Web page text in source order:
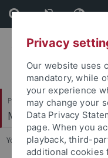
Skip
to
content
Skip
to
footer
Philosophische Fakultät
You are here: Startseite
Privacy
Our website uses
mandatory, while
your experience
may change your
Data Privacy
page. When you
playback, third-
additional cookies